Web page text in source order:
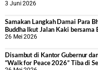
3 Juni 2026
Samakan Langkah Damai Para
Buddha Ikut Jalan Kaki bersama
26 Mei 2026
Disambut di Kantor Gubernur
“Walk for Peace 2026” Tiba di